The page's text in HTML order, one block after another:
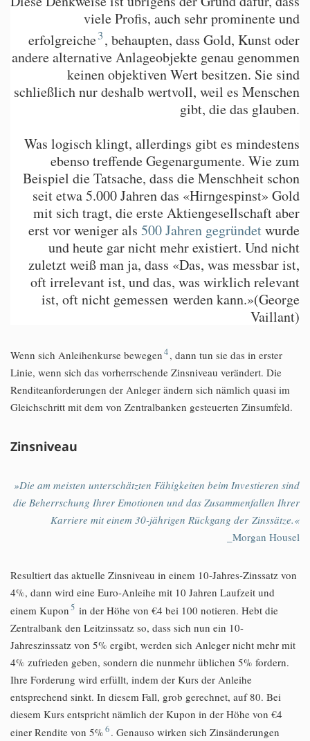
viele Profis, auch sehr prominente und
erfolgreiche3, behaupten, dass Gold, Kunst oder
andere alternative Anlageobjekte genau genommen
keinen objektiven Wert besitzen. Sie sind
schließlich nur deshalb wertvoll, weil es Menschen
gibt, die das glauben.
Was logisch klingt, allerdings gibt es mindestens
ebenso treffende Gegenargumente. Wie zum
Beispiel die Tatsache, dass die Menschheit schon
seit etwa 5.000 Jahren das «Hirngespinst» Gold
mit sich tragt, die erste Aktiengesellschaft aber
erst vor weniger als 500 Jahren gegründetwurde
und heute gar nicht mehr existiert. Und nicht
zuletzt weiß man ja, dass «Das, was messbar ist,
oft irrelevant ist, und das, was wirklich relevant
ist, oft nicht gemessen werden kann.»(George
Vaillant)
Wenn sich Anleihenkurse bewegen4, dann tun sie das in erster
Linie, wenn sich das vorherrschende Zinsniveau verändert. Die
Renditeanforderungen der Anleger ändern sich nämlich quasi im
Gleichschritt mit dem von Zentralbanken gesteuerten Zinsumfeld.
Zinsniveau
»Die am meisten unterschätzten Fähigkeiten beim Investieren sind
die Beherrschung Ihrer Emotionen und das Zusammenfallen Ihrer
Karriere mit einem 30-jährigen Rückgang der Zinssätze.«
_Morgan Housel
Resultiert das aktuelle Zinsniveau in einem 10-Jahres-Zinssatz von
4%, dann wird eine Euro-Anleihe mit 10 Jahren Laufzeit und
einem Kupon5 in der Höhe von €4 bei 100 notieren. Hebt die
Zentralbank den Leitzinssatz so, dass sich nun ein 10-
Jahreszinssatz von 5% ergibt, werden sich Anleger nicht mehr mit
4% zufrieden geben, sondern die nunmehr üblichen 5% fordern.
Ihre Forderung wird erfüllt, indem der Kurs der Anleihe
entsprechend sinkt. In diesem Fall, grob gerechnet, auf 80. Bei
diesem Kurs entspricht nämlich der Kupon in der Höhe von €4
einer Rendite von 5%6. Genauso wirken sich Zinsänderungen